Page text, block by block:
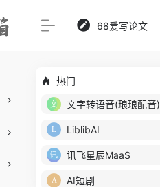
68爱写论文
热门
文字转语音(琅琅配音)
LiblibAI
讯飞星辰MaaS
AI短剧